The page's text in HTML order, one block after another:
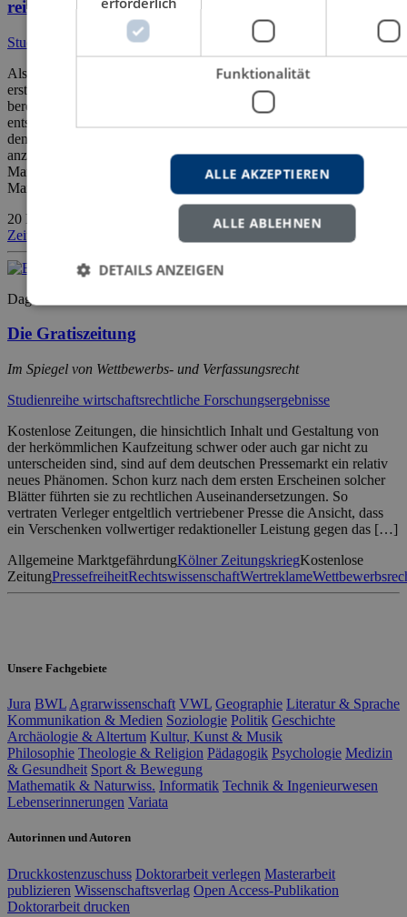
rein anzeigenfinanzierter Tageszeitungen
Studien zur Rechtswissenschaft
Als die Zeitung „20 Minuten Köln“ am 13. Dezember 1999 zum
ersten Mal in Köln verteilt wurde, war der „Kölner Zeitungskrieg“
bereits im vollen Gange. Die lokale Boulevardpresse ging
entschieden gegen den neuen Wettbewerber vor, der seine Zeitung
den Lesern unentgeltlich abgab. Stellt der Vertrieb einer rein
anzeigenfinanzierten Tageszeitung eine wettbewerbswidrige
Marktstörung dar? Und genügt uns die Befürchtung einer
Marktstörung, oder […]
20 Minuten Köln
Kölner
Zeitungskrieg
Nachweis
Dagmar Bott
Die Gratiszeitung
Im Spiegel von Wettbewerbs- und Verfassungsrecht
Studienreihe wirtschaftsrechtliche Forschungsergebnisse
Kostenlose Zeitungen, die hinsichtlich Inhalt und Gestaltung von
der herkömmlichen Kaufzeitung schwer oder auch gar nicht zu
unterscheiden sind, sind auf dem deutschen Pressemarkt ein relativ
neues Phänomen. Schon kurz nach dem ersten Erscheinen solcher
Blätter führten sie zu rechtlichen Auseinandersetzungen. So
vertraten Verleger entgeltlich vertriebener Presse die Ansicht, dass
ein Verschenken vollwertiger redaktioneller Leistung gegen das […]
Allgemeine MarktgefährdungKölner ZeitungskriegKostenlose
ZeitungPressefreiheitRechtswissenschaftWertreklame
Unsere Fachgebiete
Jura BWL Agrarwissenschaft VWL Geographie Literatur & Sprache
Kommunikation & Medien Soziologie Politik Geschichte
Archäologie & Altertum Kultur, Kunst & Musik
Philosophie Theologie & Religion Pädagogik Psychologie Medizin
& Gesundheit Sport & Bewegung
Mathematik & Naturwiss. Informatik Technik & Ingenieurwesen
Lebenserinnerungen Variata
Autorinnen und Autoren
Druckkostenzuschuss Doktorarbeit verlegen Masterarbeit
publizieren Wissenschaftsverlag Open Access-Publikation
Doktorarbeit drucken
Funktionalität
ALLE AKZEPTIEREN
ALLE ABLEHNEN
DETAILS ANZEIGEN